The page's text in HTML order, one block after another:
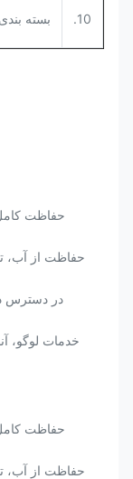
10. بسته بندی
حفاظت
حفاظت از آب،
در دسترس
خدمات لوگو،
حفاظت
حفاظت از آب،